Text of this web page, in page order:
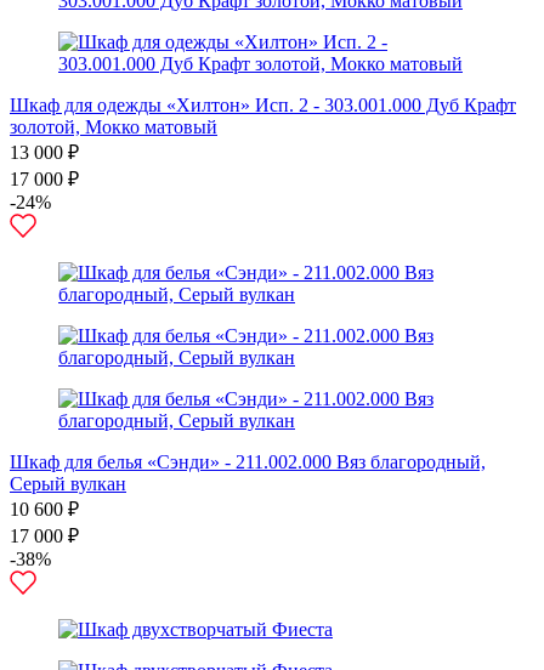
Шкаф для одежды «Хилтон» Исп. 2 - 303.001.000 Дуб Крафт
золотой, Мокко матовый
13 000 ₽
17 000 ₽
-24%
Шкаф для белья «Сэнди» - 211.002.000 Вяз благородный,
Серый вулкан
10 600 ₽
17 000 ₽
-38%